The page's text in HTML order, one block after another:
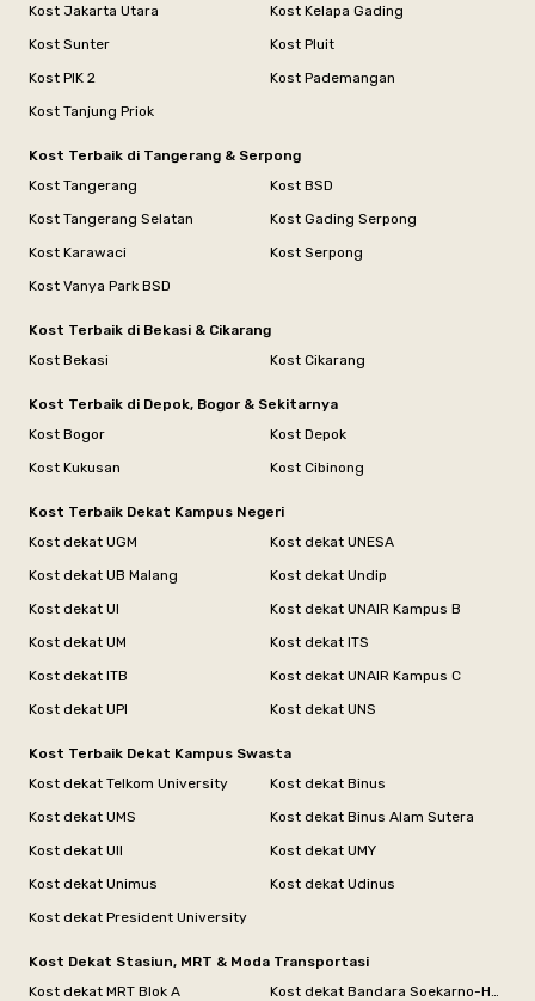
Kost Jakarta Utara
Kost Kelapa Gading
Kost Sunter
Kost Pluit
Kost PIK 2
Kost Pademangan
Kost Tanjung Priok
Kost Terbaik di Tangerang & Serpong
Kost Tangerang
Kost BSD
Kost Tangerang Selatan
Kost Gading Serpong
Kost Karawaci
Kost Serpong
Kost Vanya Park BSD
Kost Terbaik di Bekasi & Cikarang
Kost Bekasi
Kost Cikarang
Kost Terbaik di Depok, Bogor & Sekitarnya
Kost Bogor
Kost Depok
Kost Kukusan
Kost Cibinong
Kost Terbaik Dekat Kampus Negeri
Kost dekat UGM
Kost dekat UNESA
Kost dekat UB Malang
Kost dekat Undip
Kost dekat UI
Kost dekat UNAIR Kampus B
Kost dekat UM
Kost dekat ITS
Kost dekat ITB
Kost dekat UNAIR Kampus C
Kost dekat UPI
Kost dekat UNS
Kost Terbaik Dekat Kampus Swasta
Kost dekat Telkom University
Kost dekat Binus
Kost dekat UMS
Kost dekat Binus Alam Sutera
Kost dekat UII
Kost dekat UMY
Kost dekat Unimus
Kost dekat Udinus
Kost dekat President University
Kost Dekat Stasiun, MRT & Moda Transportasi
Kost dekat MRT Blok A
Kost dekat Bandara Soekarno-Hatta